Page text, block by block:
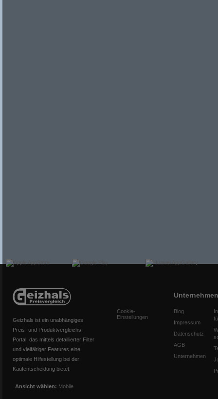
Geizhals ist ein unabhängiges
Preis- und Produktvergleichs-
Portal, das mittels detaillierter Filter
und vielfältiger Features eine
optimale Hilfestellung bei der
Kaufentscheidung bietet.
Ansicht wählen: Mobile
Cookie-
Einstellungen
Unternehmen
Blog
Impressum
Datenschutz
AGB
Unternehmen